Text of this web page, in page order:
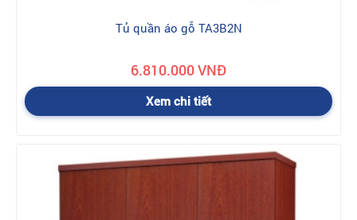
Tủ quần áo gỗ TA3B2N
6.810.000 VNĐ
Xem chi tiết